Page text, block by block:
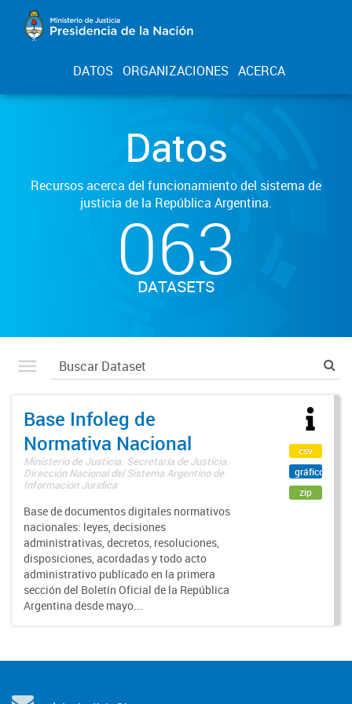
DATOS ORGANIZACIONES ACERCA
Datos
Recursos acerca del funcionamiento del sistema de
justicia de la República Argentina.
063
DATASETS
Base Infoleg de
Normativa Nacional
Ministerio de Justicia. Secretaría de Justicia.
Dirección Nacional del Sistema Argentino de
Información Jurídica
Base de documentos digitales normativos
nacionales: leyes, decisiones
administrativas, decretos, resoluciones,
disposiciones, acordadas y todo acto
administrativo publicado en la primera
sección del Boletín Oficial de la República
Argentina desde mayo...
csv
gráfico
zip